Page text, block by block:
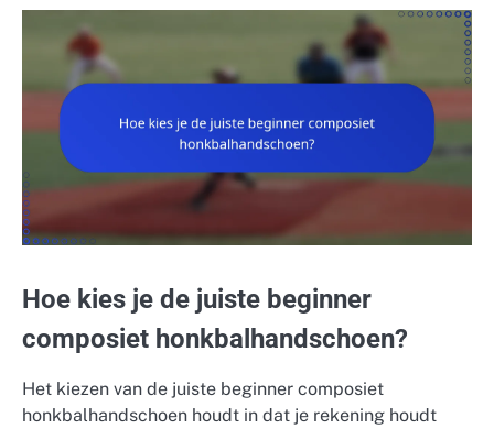
Hoe kies je de juiste beginner
composiet honkbalhandschoen?
Het kiezen van de juiste beginner composiet
honkbalhandschoen houdt in dat je rekening houdt